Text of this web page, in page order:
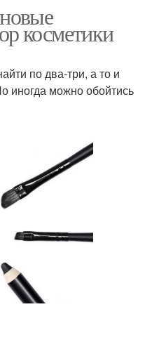
косметики
по два-три, а то и
иногда можно обойтись